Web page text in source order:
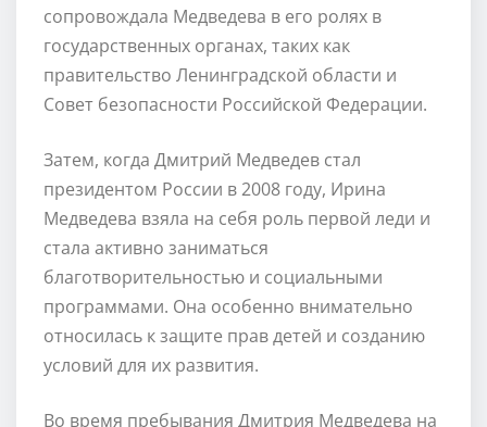
сопровождала Медведева в его ролях в
государственных органах, таких как
правительство Ленинградской области и
Совет безопасности Российской Федерации.
Затем, когда Дмитрий Медведев стал
президентом России в 2008 году, Ирина
Медведева взяла на себя роль первой леди и
стала активно заниматься
благотворительностью и социальными
программами. Она особенно внимательно
относилась к защите прав детей и созданию
условий для их развития.
Во время пребывания Дмитрия Медведева на